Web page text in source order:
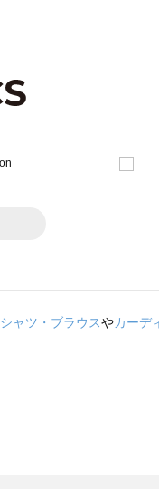
シャツ・ブラウスやカーデ